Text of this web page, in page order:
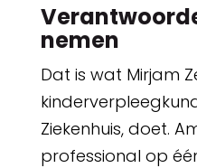
nemen
Dat is wat Mirjam
Ziekenhuis, doet.
professional op